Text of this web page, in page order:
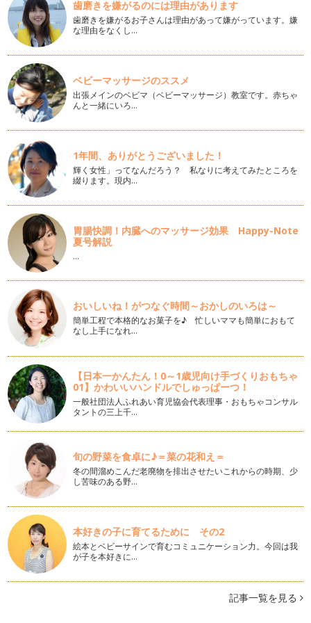
の女性が就職するが、約60％の女…
働くママの悩み⑳『共働き家庭のお金。共働きはお金がかか
る？！』
「何のために働いているか分からないな。」 「保育園にかか
る費用をお給料から差引いた…
働くママの悩み⑲『夫婦すれ違いの危機！解消の為の習慣』
“朝の時間”と“夕方～子どもが寝るまでの時間&rdqu…
働くママの悩み⑱『心折れそうになる瞬間の１つ、子どもの病
気』
突然かかってくる保育園からの呼び出し電話。 朝起きてきた
子どもの様子がどうもいつも…
働くママの悩み⑰『復職！保育園スタート！で感じる罪悪感の
正体とは』
入園、入学、復職、異動、おめでとうございます！！ 育児休
職より職場復帰された方も多…
働くママの悩み⑯『仕事で成果をあげたい！』
妊娠出産という大仕事を終えて、育児休職を経て復職。 折角
復職したのだから、楽しく仕…
働くママの悩み⑮『職場での私とは？復職後の焦り』『私、職
場でどんな存在？ 復職後の焦りの原因』
妊娠出産を経て育児休職入り。 暫くの間仕事から離れていた
ことに不安を感じながら職場…
働くママの悩み⑭『新年の抱負を継続・実現させたい！』
あけましておめでとうございます！ 今年もよろしくお願い
します。 &nbs…
働くママの悩み⑬『子どもの寝る時間が日に日に遅くなる！』
「子どもが寝る時間がどんどん遅くなっていっている。」
「大人と同じように遅くまで起…
働くママの悩み⑫ 『幼稚園ママと保育園ママ』
ちょっと突飛なテーマかもしれませんが、案外誰しもがどこか
にもっているであろうこの区別。 …
働くママの悩み⑪『育児休職中の不安』
育児中のママは、大抵復職への不安を抱えています。 ・ 産
前産…
働くママの悩み⑩ 『子どものしつけ、叱り方のコツ』
歯磨きを嫌がるのには理由があります
歯磨きを嫌がるお子さんは理由があって嫌がっています。嫌
な理由をなくし…
ベビーマッサージのススメ
出張メインのベビマ（ベビーマッサージ）教室です。赤ちゃ
んと一緒にいろ…
1年間、ありがとうございました！
輝く女性」ってなんだろう？ 私なりに考えてみたところを
綴ります。現内…
胃腸快調！内臓へのマッサージ効果 Happy-Note
夏号解説
…
おいしいね！がつなぐ時間～おかしのいろは～
簡単工程で本格的なお菓子を♪ 忙しいママも簡単におもて
なし上手になれ…
【日本一かんたん！0～1歳児向け手づくりおもちゃ
01】かわいいハンドルでしゅっぱーつ！
一般社団法人ふれあい育児協会代表理事・おもちゃコンサル
タントの三上千…
旬の野菜を食卓に♪＝菜の花和え＝
冬の間溜めこんだ老廃物を排出させたいこれからの時期、少
し苦味のある野…
本好きの子に育てるために その2
絵本とベビーサインで育むコミュニケーション力。今回は我
が子を本好きに…
記事一覧を見る